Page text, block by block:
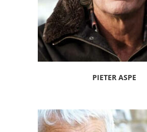
PIETER ASPE